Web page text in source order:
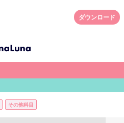
ダウンロード
その他科目